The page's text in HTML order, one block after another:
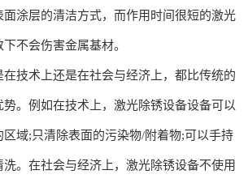
涂层的清洁方式，而作用时间很短的激光
不会伤害金属基材。
在技术上还是在社会与经济上，都比传统的
势。例如在技术上，激光除锈设备设备可以
域;只清除表面的污染物/附着物;可以手持
。在社会与经济上，激光除锈设备不使用